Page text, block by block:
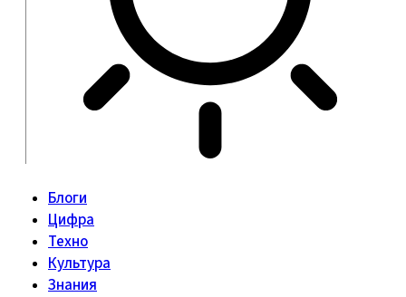
Блоги
Цифра
Техно
Культура
Знания